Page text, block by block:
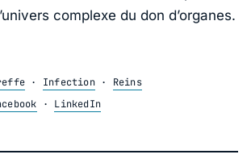
complexe du don d’organes.
· Infection· Reins
· LinkedIn